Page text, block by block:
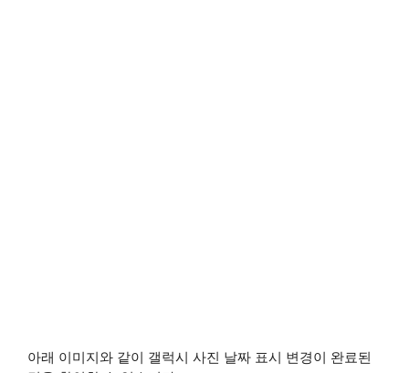
아래 이미지와 같이 갤럭시 사진 날짜 표시 변경이 완료된